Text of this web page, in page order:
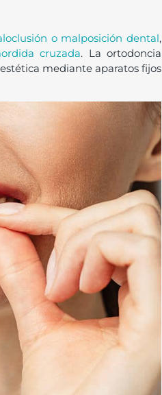
o malposición dental,
cruzada. La ortodoncia
mediante aparatos fijos